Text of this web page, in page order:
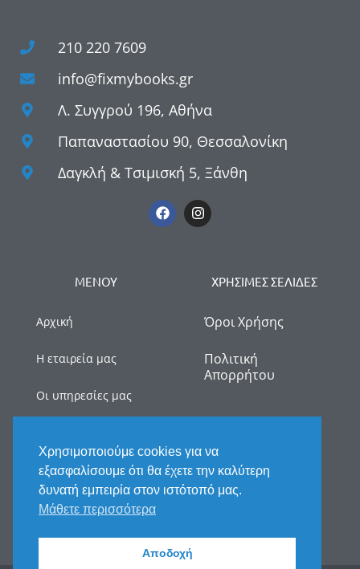
210 220 7609
info@fixmybooks.gr
Λ. Συγγρού 196, Αθήνα
Παπαναστασίου 90, Θεσσαλονίκη
Δαγκλή & Τσιμισκή 5, Ξάνθη
ΜΕΝΟΥ
Αρχική
Η εταιρεία μας
Οι υπηρεσίες μας
Νέα
Επικοινωνία
ΧΡΗΣΙΜΕΣ ΣΕΛΙΔΕΣ
Όροι Χρήσης
Πολιτική
Απορρήτου
Χρησιμοποιούμε cookies για να
εξασφαλίσουμε ότι θα έχετε την καλύτερη
δυνατή εμπειρία στον ιστότοπό μας.
Μάθετε περισσότερα
Αποδοχή